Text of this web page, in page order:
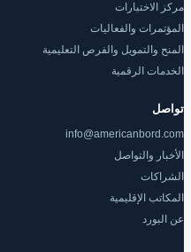
مركز الاختبارات
المؤتمرات والفعاليات
المنح والتمويل والفرص التعليمية
الخدمات الرقمية
تواصل
info@americanbord.com
الأخبار والتواصل
الشراكات
المكاتب الإقليمية
عن البورد